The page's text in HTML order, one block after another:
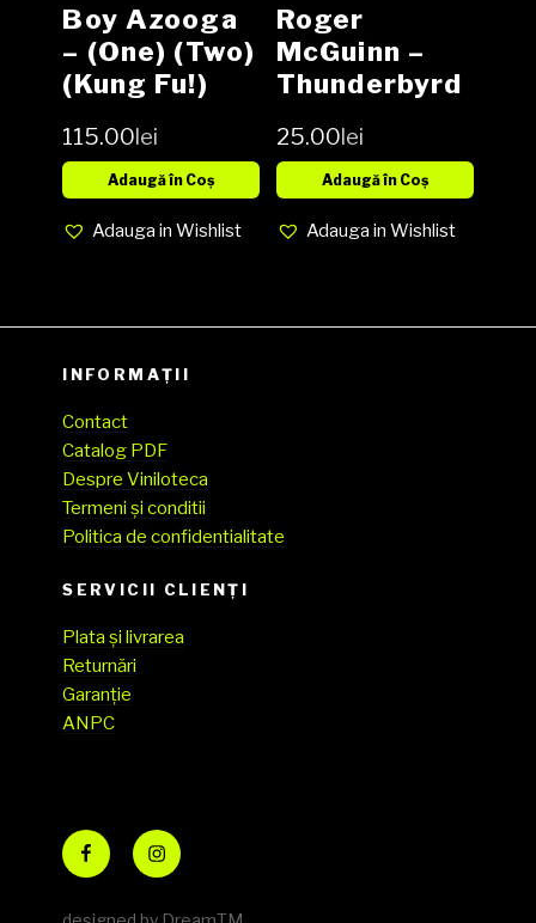
Boy Azooga
‎– (One) (Two)
(Kung Fu!)
115.00lei
Adaugă în Coș
Adauga in Wishlist
Roger
McGuinn ‎–
Thunderbyrd
25.00lei
Adaugă în Coș
Adauga in Wishlist
INFORMAȚII
Contact
Catalog PDF
Despre Viniloteca
Termeni și conditii
Politica de confidentialitate
SERVICII CLIENŢI
Plata și livrarea
Returnări
Garanție
ANPC
FacebookInstagram